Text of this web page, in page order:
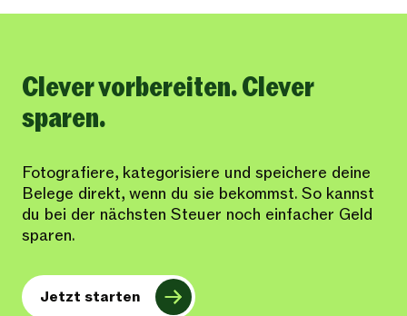
Clever vorbereiten. Clever
sparen.
Fotografiere, kategorisiere und speichere deine
Belege direkt, wenn du sie bekommst. So kannst
du bei der nächsten Steuer noch einfacher Geld
sparen.
Jetzt starten